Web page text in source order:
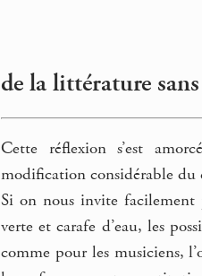
de la littérature
Cette réflexion s’est
modification considérable du
Si on nous invite facilement
verte et carafe d’eau, les
comme pour les musiciens,